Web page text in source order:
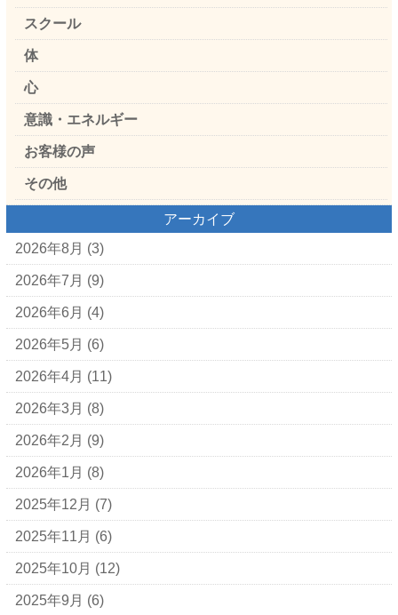
スクール
体
心
意識・エネルギー
お客様の声
その他
アーカイブ
2026年8月 (3)
2026年7月 (9)
2026年6月 (4)
2026年5月 (6)
2026年4月 (11)
2026年3月 (8)
2026年2月 (9)
2026年1月 (8)
2025年12月 (7)
2025年11月 (6)
2025年10月 (12)
2025年9月 (6)